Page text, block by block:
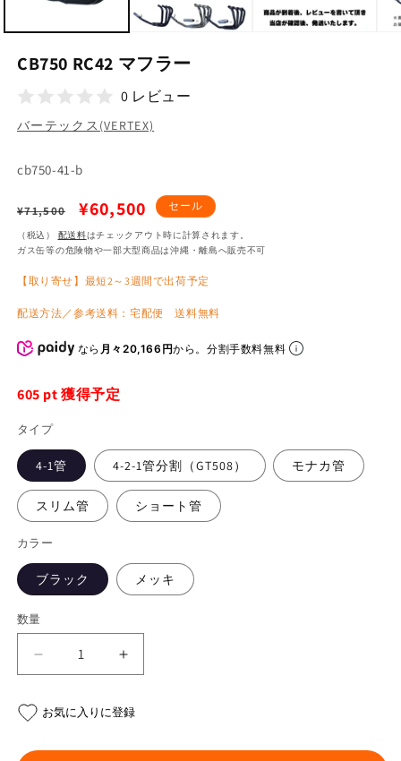
を
開
く
CB750 RC42 マフラー
0 レビュー
バーテックス(VERTEX)
SKU:
cb750-41-b
通
常
価
格
¥71,500
セ
ー
ル
価
格
¥60,500 セール
（税込） 配送料はチェックアウト時に計算されます。
ガス缶等の危険物や一部大型商品は沖縄・離島へ販売不可
【取り寄せ】最短2～3週間で出荷予定
配送方法／参考送料：宅配便 送料無料
なら 月々20,166円から。分割手数料無料
605 pt 獲得予定
タイプ
4-1管 4-2-1管分割（GT508） モナカ管
スリム管 ショート管
カラー
ブラック メッキ
数量
CB750
RC42
フ
CB750
RC42
フ
お気に入りに登録